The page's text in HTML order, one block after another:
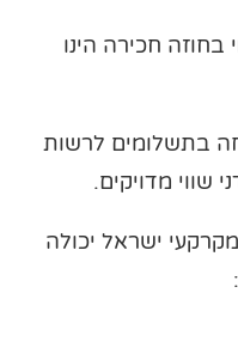
בחוזה חכירה הינו
בתשלומים לרשות
שווי מדויקים.
ישראל יכולה